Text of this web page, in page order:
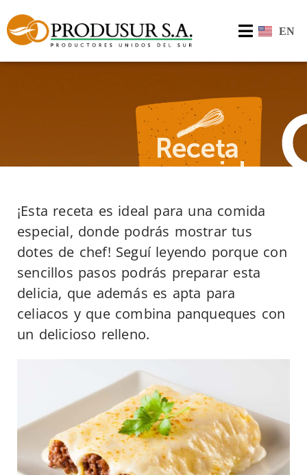
EN
¡Esta receta es ideal para una comida
especial, donde podrás mostrar tus
dotes de chef! Seguí leyendo porque con
sencillos pasos podrás preparar esta
delicia, que además es apta para
celiacos y que combina panqueques con
un delicioso relleno.